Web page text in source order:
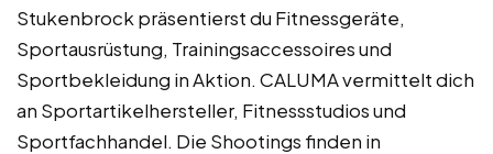
Stukenbrock präsentierst du Fitnessgeräte,
Sportausrüstung, Trainingsaccessoires und
Sportbekleidung in Aktion. CALUMA vermittelt dich
an Sportartikelhersteller, Fitnessstudios und
Sportfachhandel. Die Shootings finden in